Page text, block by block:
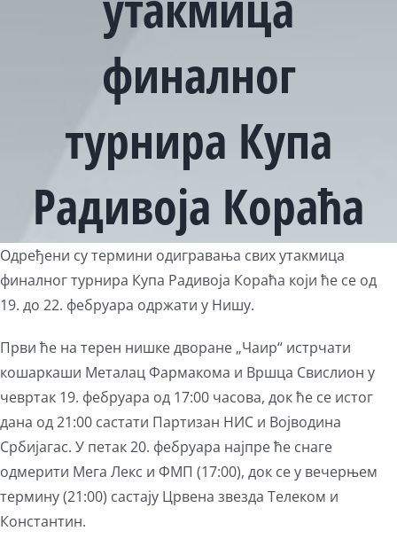
финалног
турнира Купа
Радивоја Кораћа
Одређени су термини одигравања свих утакмица
финалног турнира Купа Радивоја Кораћа који ће се од
19. до 22. фебруара одржати у Нишу.
Први ће на терен нишке дворане „Чаир“ истрчати
кошаркаши Металац Фармакома и Вршца Свислион у
чевртак 19. фебруара од 17:00 часова, док ће се истог
дана од 21:00 састати Партизан НИС и Војводина
Србијагас. У петак 20. фебруара најпре ће снаге
одмерити Мега Лекс и ФМП (17:00), док се у вечерњем
термину (21:00) састају Црвена звезда Телеком и
Константин.